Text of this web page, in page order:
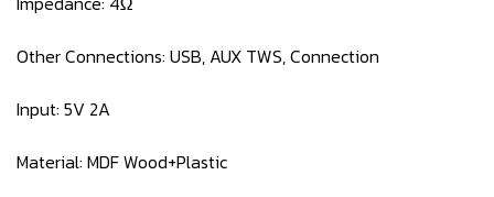
Other Connections: USB, AUX TWS, Connection
Input: 5V 2A
Material: MDF Wood+Plastic